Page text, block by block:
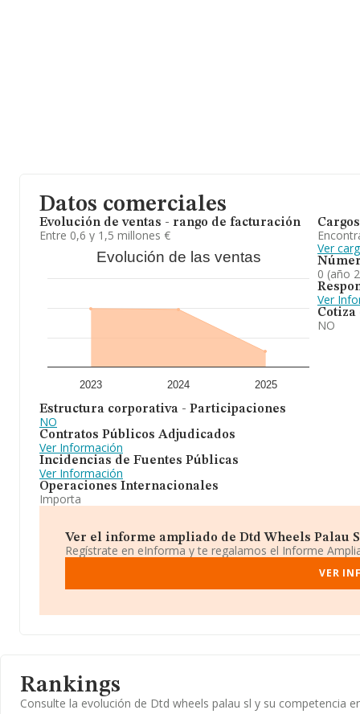
Datos comerciales
Evolución de ventas - rango de facturación
Entre 0,6 y 1,5 millones €
Evolución de las ventas
2023 2024 2025
Estructura corporativa - Participaciones
NO
Contratos Públicos Adjudicados
Ver Información
Incidencias de Fuentes Públicas
Ver Información
Operaciones Internacionales
Importa
Cargos
Ver
0 (año
Ver
Cotiza
NO
Ver el informe ampliado de Dtd Wheels Palau
Regístrate en eInforma y te regalamos el Informe
VER
Rankings
Consulte la evolución de Dtd wheels palau sl y su competencia